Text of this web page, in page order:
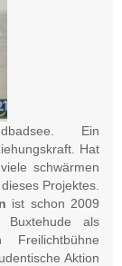
Ein
Hat
schwärmen
Projektes.
ist schon 2009
als
Aktion